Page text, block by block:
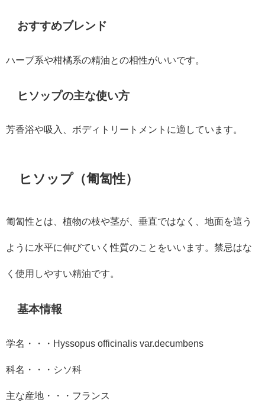
おすすめブレンド
ハーブ系や柑橘系の精油との相性がいいです。
ヒソップの主な使い方
芳香浴や吸入、ボディトリートメントに適しています。
ヒソップ（匍匐性）
匍匐性とは、 植物の枝や茎が、垂直ではなく、地面を這う
ように水平に伸びていく性質のことをいいます。禁忌はな
く使用しやすい精油です。
基本情報
学名・・・ Hyssopus officinalis var.decumbens
科名・・・シソ科
主な産地・・・フランス